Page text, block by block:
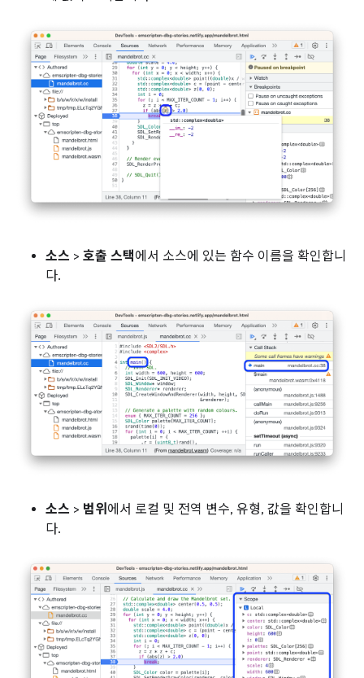
소스 > 호출 스택에서 소스에 있는 함수 이름을 확인합니
다.
소스 > 범위 에서 로컬 및 전역 변수, 유형, 값을 확인합니
다.